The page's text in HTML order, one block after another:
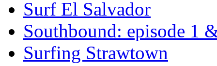
Surf El Salvador
Southbound: episode 1
Surfing Strawtown